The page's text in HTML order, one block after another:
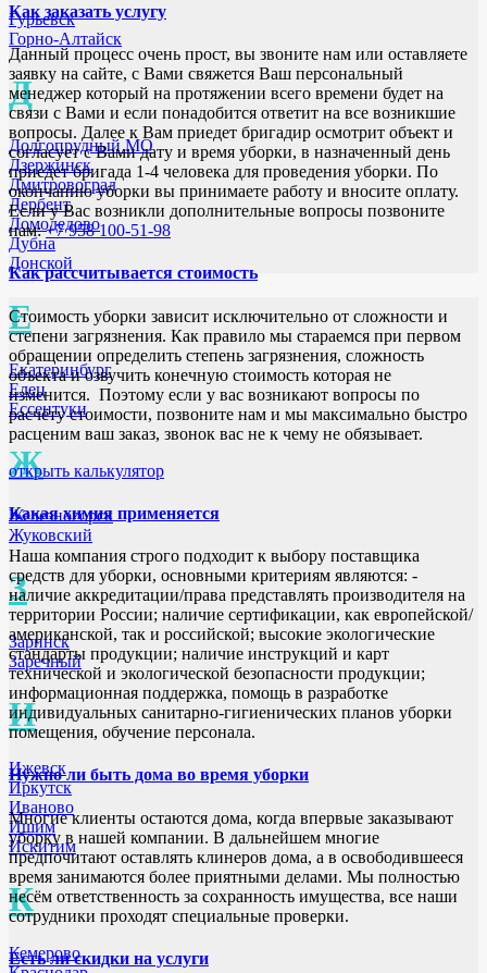
Гурьевск
Горно-Алтайск
Д
Долгопрудный МО
Дзержинск
Дмитровоград
Дербент
Домодедово
Дубна
Донской
Е
Екатеринбург
Елец
Ессентуки
Ж
Железногорск
Жуковский
З
Заринск
Заречный
И
Ижевск
Иркутск
Иваново
Ишим
Искитим
К
Кемерово
Как заказать услугу
Данный процесс очень прост, вы звоните нам или оставляете
заявку на сайте, с Вами свяжется Ваш персональный
менеджер который на протяжении всего времени будет на
связи с Вами и если понадобится ответит на все возникшие
вопросы. Далее к Вам приедет бригадир осмотрит объект и
согласует с Вами дату и время уборки, в назначенный день
приедет бригада 1-4 человека для проведения уборки. По
окончанию уборки вы принимаете работу и вносите оплату.
Если у Вас возникли дополнительные вопросы позвоните
нам:+7 958 100-51-98
Как рассчитывается стоимость
Стоимость уборки зависит исключительно от сложности и
степени загрязнения. Как правило мы стараемся при первом
обращении определить степень загрязнения, сложность
объекта и озвучить конечную стоимость которая не
изменится. Поэтому если у вас возникают вопросы по
расчёту стоимости, позвоните нам и мы максимально быстро
расценим ваш заказ, звонок вас не к чему не обязывает.
открыть калькулятор
Какая химия применяется
Наша компания строго подходит к выбору поставщика
средств для уборки, основными критериям являются: -
наличие аккредитации/права представлять производителя на
территории России; наличие сертификации, как европейской/
американской, так и российской; высокие экологические
стандарты продукции; наличие инструкций и карт
технической и экологической безопасности продукции;
информационная поддержка, помощь в разработке
индивидуальных санитарно-гигиенических планов уборки
помещения, обучение персонала.
Нужно ли быть дома во время уборки
Многие клиенты остаются дома, когда впервые заказывают
уборку в нашей компании. В дальнейшем многие
предпочитают оставлять клинеров дома, а в освободившееся
время занимаются более приятными делами. Мы полностью
несём ответственность за сохранность имущества, все наши
сотрудники проходят специальные проверки.
Есть ли скидки на услуги